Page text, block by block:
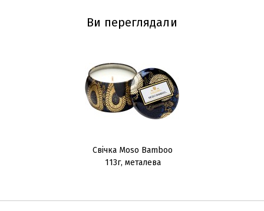
Ви переглядали
Свічка Moso Bamboo
113г, металева